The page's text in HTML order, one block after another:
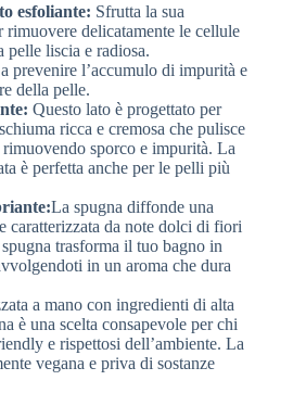
esfoliante: Sfrutta la sua
rimuovere delicatamente le cellule
pelle liscia e radiosa.
prevenire l’accumulo di impurità e
della pelle.
Questo lato è progettato per
ricca e cremosa che pulisce
sporco e impurità. La
è perfetta anche per le pelli più
La spugna diffonde una
caratterizzata da note dolci di fiori
trasforma il tuo bagno in
in un aroma che dura
a mano con ingredienti di alta
è una scelta consapevole per chi
e rispettosi dell’ambiente. La
vegana e priva di sostanze